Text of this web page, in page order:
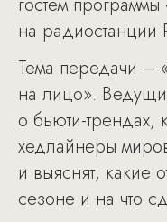
на радиостанции
Тема передачи –
на лицо».
о бьюти-трендах,
хедлайнеры
и выяснят, какие
сезоне и на что